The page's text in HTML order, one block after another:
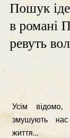
Пошук
в романі
ревуть
Усім відомо,
змушують
життя...